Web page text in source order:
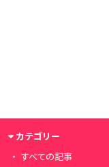
カテゴリー
すべての記事